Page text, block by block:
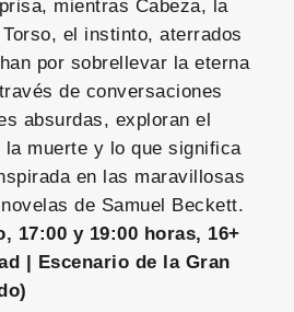
mientras Cabeza, la
el instinto, aterrados
por sobrellevar la eterna
de conversaciones
absurdas, exploran el
muerte y lo que significa
en las maravillosas
de Samuel Beckett.
17:00 y 19:00 horas, 16+
| Escenario de la Gran